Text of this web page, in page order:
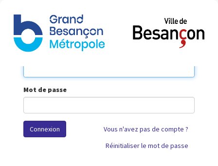
Votre Courriel
Mot de passe
Vous n'avez pas de compte ?
Réinitialiser le mot de passe
Connexion